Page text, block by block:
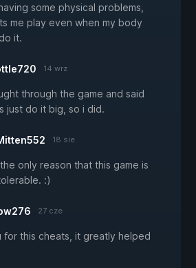
some physical problems,
me play even when my body
it.
14 wrz
through the game and said
just do it big, so i did.
18 sie
only reason that this game is
:)
27 cze
for this cheats, it greatly helped